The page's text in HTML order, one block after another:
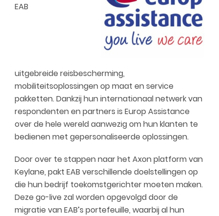
EAB
uitgebreide reisbescherming,
mobiliteitsoplossingen op maat en service
pakketten. Dankzij hun internationaal netwerk van
respondenten en partners is Europ Assistance
over de hele wereld aanwezig om hun klanten te
bedienen met gepersonaliseerde oplossingen.
Door over te stappen naar het Axon platform van
Keylane, pakt EAB verschillende doelstellingen op
die hun bedrijf toekomstgerichter moeten maken.
Deze go-live zal worden opgevolgd door de
migratie van EAB’s portefeuille, waarbij al hun